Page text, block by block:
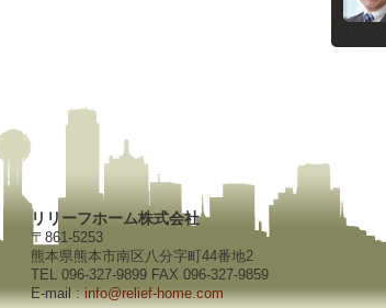
リリーフホーム株式会社
〒861-5253
熊本県熊本市南区八分字町44番地2
TEL 096-327-9899 FAX 096-327-9859
E-mail :info@relief-home.com